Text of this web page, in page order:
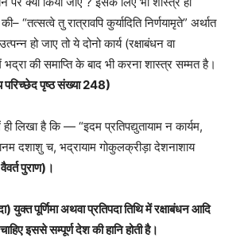
“तत्सत्वे तु रात्रावपि कुर्यादिति निर्णयामृते” अर्थात
हो जाए तो ये दोनो कार्य (रक्षाबंधन वा
भद्रा की समाप्ति के बाद भी करना शास्त्र सम्मत है।
परिच्छेद पृष्ठ संख्या 248)
लिखा है कि — “इदम प्रतिपद्युतायाम न कार्यम,
दशाशु च, भद्रायाम गोकुलक्रीड़ा देशनाशाय
पुराण)।
युक्त पूर्णिमा अथवा प्रतिपदा तिथि में रक्षाबंधन आदि
इससे सम्पूर्ण देश की हानि होती है।